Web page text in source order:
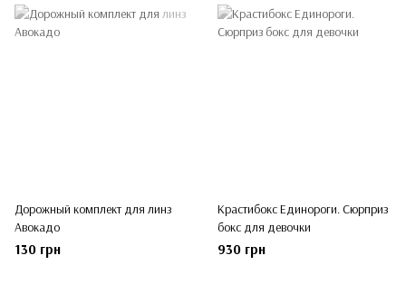
Дорожный комплект для линз
Авокадо
130 грн
Крастибокс Единороги. Сюрприз
бокс для девочки
930 грн